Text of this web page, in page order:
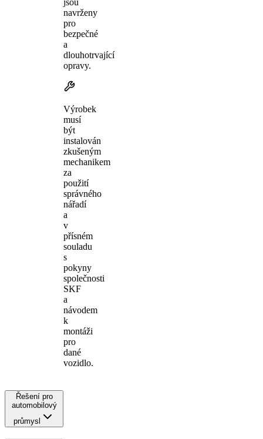
navrženy
pro
bezpečné
a
dlouhotrvající
opravy.
Výrobek
musí
být
instalován
zkušeným
mechanikem
za
použití
správného
nářadí
a
v
přísném
souladu
s
pokyny
společnosti
SKF
a
návodem
k
montáži
pro
dané
vozidlo.
Řešení pro
automobilový
průmysl